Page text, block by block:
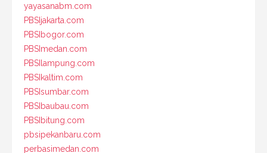
yayasanabm.com
PBSIjakarta.com
PBSIbogor.com
PBSImedan.com
PBSIlampung.com
PBSIkaltim.com
PBSIsumbar.com
PBSIbaubau.com
PBSIbitung.com
pbsipekanbaru.com
perbasimedan.com